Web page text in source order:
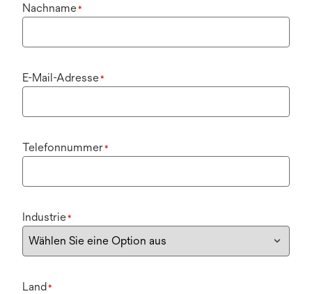
Nachname*
E-Mail-Adresse*
Telefonnummer*
Industrie*
Land*